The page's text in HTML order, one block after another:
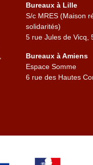
Bureaux à Lille
S/c MRES (Maison
solidarités)
5 rue Jules de Vicq,
Bureaux à Amiens
Espace Somme
6 rue des Hautes